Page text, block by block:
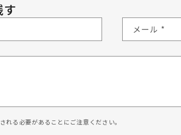
す
メール *
れる必要があることにご注意ください。